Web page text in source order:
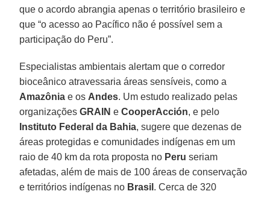
que o acordo abrangia apenas o território brasileiro e
que “o acesso ao Pacífico não é possível sem a
participação do Peru”.
Especialistas ambientais alertam que o corredor
bioceânico atravessaria áreas sensíveis, como a
Amazônia e os Andes. Um estudo realizado pelas
organizaçõesGRAIN eCooperAcción, e pelo
Instituto Federal da Bahia, sugere que dezenas de
áreas protegidas e comunidades indígenas em um
raio de 40 km da rota proposta no Peru seriam
afetadas, além de mais de 100 áreas de conservação
e territórios indígenas no Brasil . Cerca de 320